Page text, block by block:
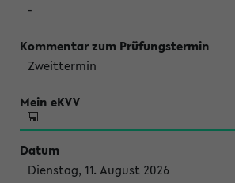
-
Zweittermin
Dienstag, 11. August 2026